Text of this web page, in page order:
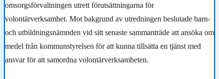
omsorgsförvaltningen utrett förutsättningarna för
volontärverksamhet. Mot bakgrund av utredningen beslutade barn-
och utbildningsnämnden vid sitt senaste sammanträde att ansöka om
medel från kommunstyrelsen för att kunna tillsätta en tjänst med
ansvar för att samordna volontärverksamheten.